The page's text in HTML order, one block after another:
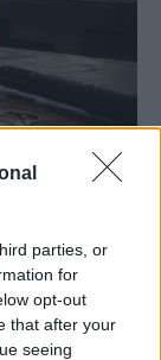
parties, or
for
opt-out
that after your
seeing
técnica